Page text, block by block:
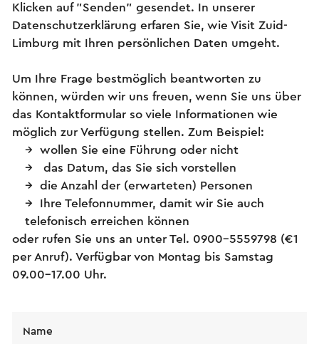
Klicken auf "Senden" gesendet. In unserer
Datenschutzerklärung erfaren Sie, wie Visit Zuid-
Limburg mit Ihren persönlichen Daten umgeht.
Um Ihre Frage bestmöglich beantworten zu
können, würden wir uns freuen, wenn Sie uns über
das Kontaktformular so viele Informationen wie
möglich zur Verfügung stellen. Zum Beispiel:
wollen Sie eine Führung oder nicht
das Datum, das Sie sich vorstellen
die Anzahl der (erwarteten) Personen
Ihre Telefonnummer, damit wir Sie auch
telefonisch erreichen können
oder rufen Sie uns an unter Tel. 0900-5559798 (€1
per Anruf). Verfügbar von Montag bis Samstag
09.00-17.00 Uhr.
Name